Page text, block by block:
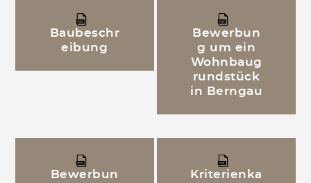
Baubeschr
eibung
Bewerbun
g um ein
Wohnbaug
rundstück
in Berngau
Bewerbun
Kriterienka